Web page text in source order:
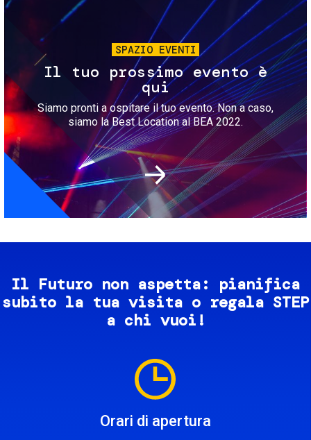
SPAZIO EVENTI
Il tuo prossimo evento è
qui
Siamo pronti a ospitare il tuo evento. Non a caso,
siamo la Best Location al BEA 2022.
Il Futuro non aspetta: pianifica
subito la tua visita o regala STEP
a chi vuoi!
Orari di apertura